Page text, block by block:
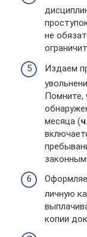
не
Издаем
Помните,
месяца (
законным
личную
копии